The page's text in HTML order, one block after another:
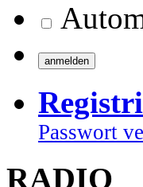
Passwort
RADIO